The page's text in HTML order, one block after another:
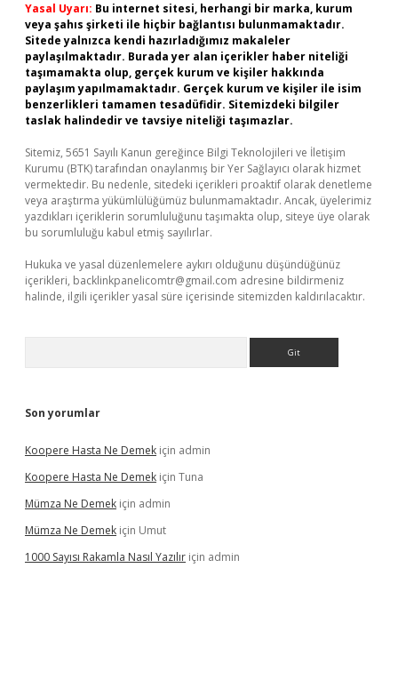
Yasal Uyarı: Bu internet sitesi, herhangi bir marka, kurum
veya şahıs şirketi ile hiçbir bağlantısı bulunmamaktadır.
Sitede yalnızca kendi hazırladığımız makaleler
paylaşılmaktadır. Burada yer alan içerikler haber niteliği
taşımamakta olup, gerçek kurum ve kişiler hakkında
paylaşım yapılmamaktadır. Gerçek kurum ve kişiler ile isim
benzerlikleri tamamen tesadüfidir. Sitemizdeki bilgiler
taslak halindedir ve tavsiye niteliği taşımazlar.
Sitemiz, 5651 Sayılı Kanun gereğince Bilgi Teknolojileri ve İletişim
Kurumu (BTK) tarafından onaylanmış bir Yer Sağlayıcı olarak hizmet
vermektedir. Bu nedenle, sitedeki içerikleri proaktif olarak denetleme
veya araştırma yükümlülüğümüz bulunmamaktadır. Ancak, üyelerimiz
yazdıkları içeriklerin sorumluluğunu taşımakta olup, siteye üye olarak
bu sorumluluğu kabul etmiş sayılırlar.
Hukuka ve yasal düzenlemelere aykırı olduğunu düşündüğünüz
içerikleri, backlinkpanelicomtr@gmail.com adresine bildirmeniz
halinde, ilgili içerikler yasal süre içerisinde sitemizden kaldırılacaktır.
Son yorumlar
Koopere Hasta Ne Demek için admin
Koopere Hasta Ne Demek için Tuna
Mümza Ne Demek için admin
Mümza Ne Demek için Umut
1000 Sayısı Rakamla Nasıl Yazılır için admin